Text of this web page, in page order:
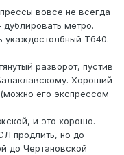
вовсе не всегда
метро.
укаждостолбный Тб40.
разворот, пустив
Хороший
его экспрессом
и это хорошо.
продлить, но до
до Чертановской